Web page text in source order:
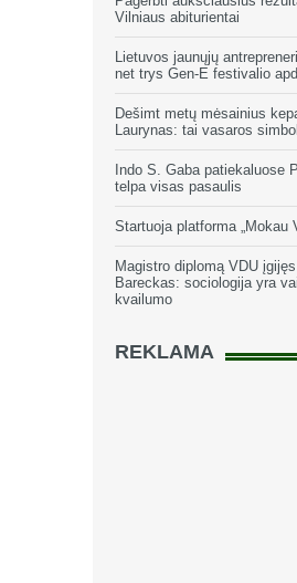
Vilniaus abiturientai
Lietuvos jaunųjų
net trys Gen-E festivalio
Dešimt metų mėsainius
Laurynas: tai vasaros
Indo S. Gaba patiekaluose
telpa visas pasaulis
Startuoja platforma „Mokau
Magistro diplomą VDU įgijęs
Bareckas: sociologija yra
kvailumo
REKLAMA